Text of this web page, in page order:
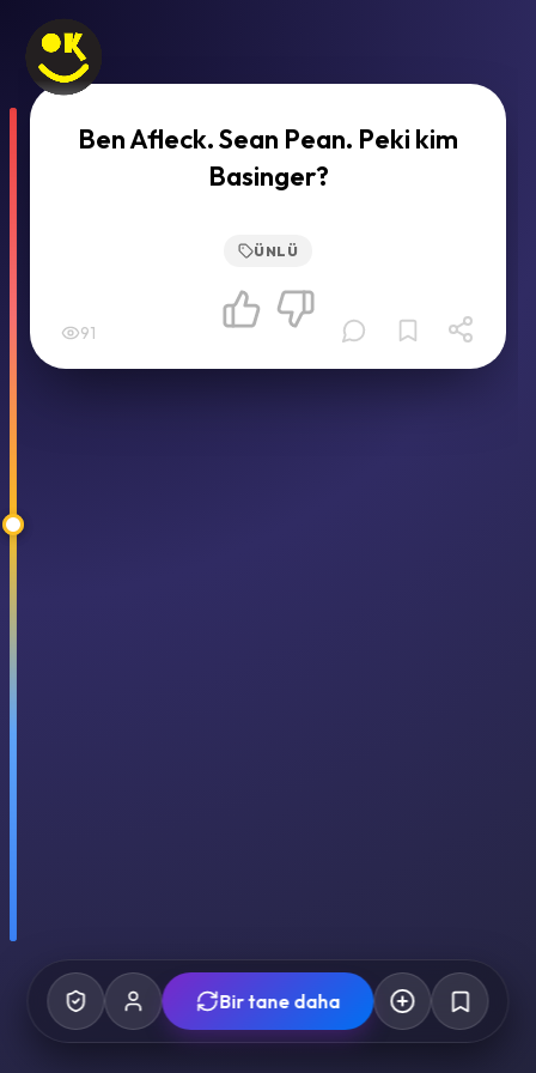
Ben Afleck. Sean Pean. Peki kim
Basinger?
ÜNLÜ
91
Bir tane daha